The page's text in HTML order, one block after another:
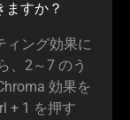
すか？
ィング効果に
、2～7 のう
効果を
+ 1 を押す